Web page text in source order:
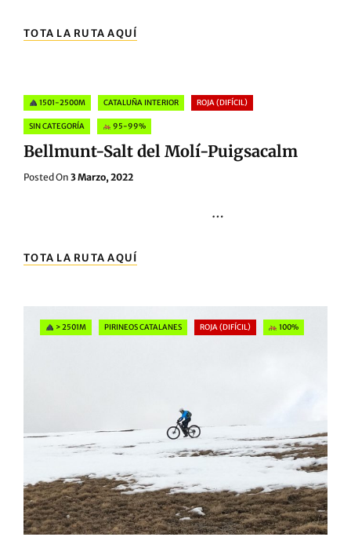
TOTA LA RUTA AQUÍ
SALT
Categories
1501-2500M CATALUÑA INTERIOR ROJA (DIFÍCIL)
SIN CATEGORÍA 95-99%
Bellmunt-Salt del Molí-Puigsacalm
Posted On Posted
3 Marzo, 2022
…
TOTA LA RUTA AQUÍ
SALT
Categories
> 2501M PIRINEOS CATALANES ROJA (DIFÍCIL) 100%